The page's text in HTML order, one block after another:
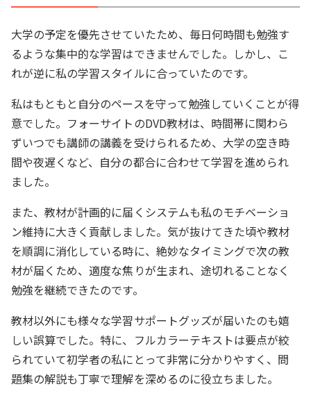
大学の予定を優先させていたため、毎日何時間も勉強す
るような集中的な学習はできませんでした。しかし、こ
れが逆に私の学習スタイルに合っていたのです。
私はもともと自分のペースを守って勉強していくことが得
意でした。フォーサイトのDVD教材は、時間帯に関わら
ずいつでも講師の講義を受けられるため、大学の空き時
間や夜遅くなど、自分の都合に合わせて学習を進められ
ました。
また、教材が計画的に届くシステムも私のモチベーショ
ン維持に大きく貢献しました。気が抜けてきた頃や教材
を順調に消化している時に、絶妙なタイミングで次の教
材が届くため、適度な焦りが生まれ、途切れることなく
勉強を継続できたのです。
教材以外にも様々な学習サポートグッズが届いたのも嬉
しい誤算でした。特に、フルカラーテキストは要点が絞
られていて初学者の私にとって非常に分かりやすく、問
題集の解説も丁寧で理解を深めるのに役立ちました。